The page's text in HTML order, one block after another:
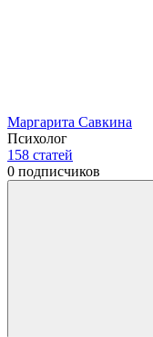
Маргарита Савкина
Психолог
158 статей
0 подписчиков